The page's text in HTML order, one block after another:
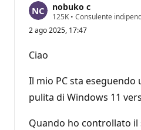
nobuko c
125K P
n
r
e
p
u
a
• Consulente
2 ago 2025, 17:47
Ciao
Il mio PC sta
pulita di Windows 11
Quando ho controllato il